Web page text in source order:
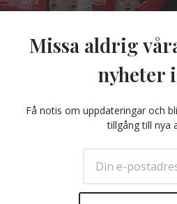
Missa aldrig
nyheter
Få notis om uppdateringar och
tillgång till nya